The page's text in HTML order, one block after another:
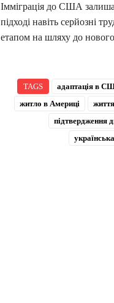
Імміграція до США
підході навіть серйозні
етапом на шляху до
TAGS адаптація в
житло в Америці
підтвердження